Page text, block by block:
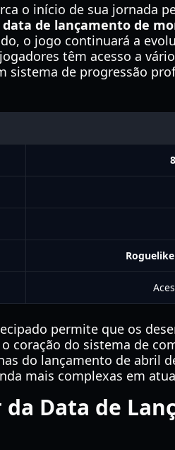
o início de sua jornada
de lançamento de
o jogo continuará a
têm acesso a
sistema de progressão
permite que os
coração do sistema de
do lançamento de abril
mais complexas em
Data de